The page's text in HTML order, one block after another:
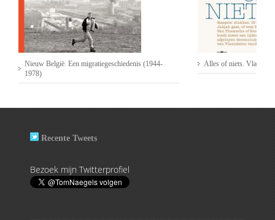
Nieuw België. Een migratiegeschiedenis (1944-
1978)
Alles of niets.
Recente Tweets
Bezoek mijn Twitterprofiel